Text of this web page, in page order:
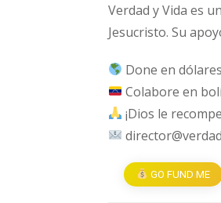
Verdad y Vida es
Jesucristo. Su
Done en
Colabore en
¡Dios le
GO FUND ME